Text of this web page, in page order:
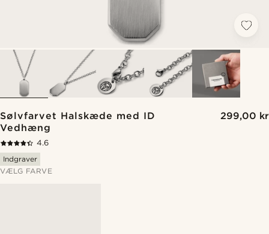
Sølvfarvet Halskæde med ID
Vedhæng
299,00 kr
4.6
Indgraver
VÆLG FARVE